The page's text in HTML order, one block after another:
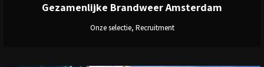
Gezamenlijke Brandweer Amsterdam
Onze selectie, Recruitment